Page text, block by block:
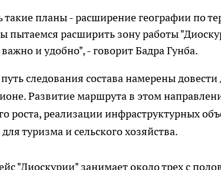
такие планы - расширение географии по
пытаемся расширить зону работы
и удобно", - говорит Бадра Гунба.
следования состава намерены
Развитие маршрута в этом
роста, реализации инфраструктурных
туризма и сельского хозяйства.
"Диоскурии" занимает около трех с